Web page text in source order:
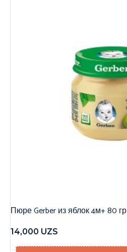
Пюре Gerber из яблок 4м+ 80 гр
14,000 UZS